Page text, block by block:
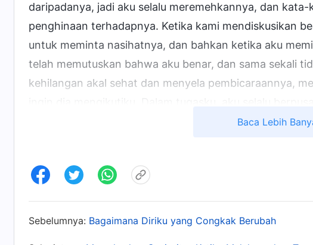
daripadanya, jadi aku selalu meremehkannya, dan
penghinaan terhadapnya. Ketika kami mendiskusikan
untuk meminta nasihatnya, dan bahkan ketika aku
telah memutuskan bahwa aku benar, dan sama sekali
kehilangan akal sehat dan menyela pembicaraannya,
sendiri; tidak pernah ada diskusi atau saling melengkapi
menerus takut, jika dia tidak melakukan semuanya
kulakukan hanyalah mengekang dan menyakitinya. Aku
Baca Lebih
Sebelumnya: Bagaimana Diriku yang Congkak Berubah